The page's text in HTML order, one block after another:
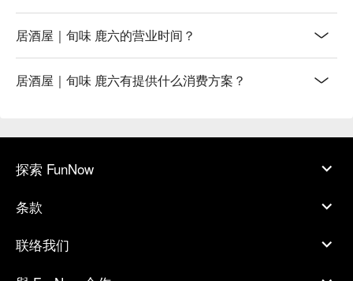
居酒屋｜旬味 鹿六的营业时间？
居酒屋｜旬味 鹿六有提供什么消费方案？
探索 FunNow
条款
联络我们